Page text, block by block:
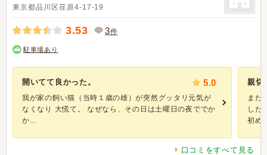
東京都品川区荏原4-17-19
3.53 3件
駐車場あり
開いてて良かった。 5.0
我が家の飼い猫（当時１歳の雄）が突然グッタリ元気が
なくなり 大慌て。 なぜなら、その日は土曜日の夜ででか
か...
親切
まだ
した
初め
口コミをすべて見る